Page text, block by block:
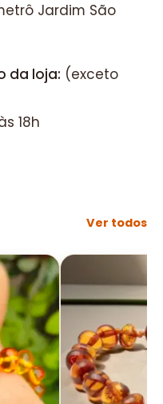
Jardim São
da loja: (exceto
18h
Ver todos